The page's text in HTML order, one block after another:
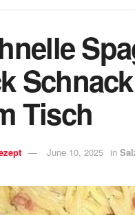
Tisch
June 10, 2025 in